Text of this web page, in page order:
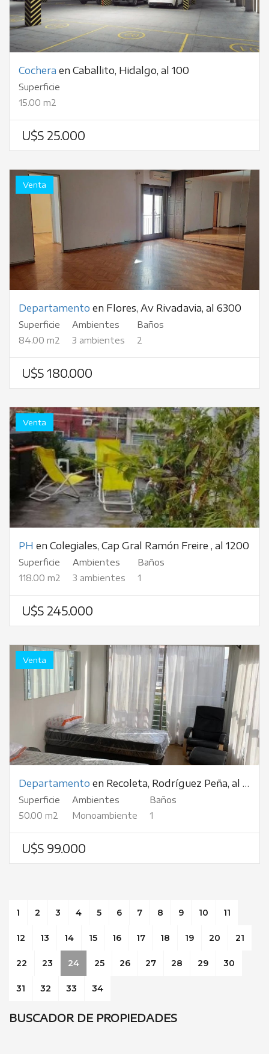
Cochera en Caballito, Hidalgo, al 100
Superficie
15.00 m2
U$S 25.000
Venta
Departamento en Flores, Av Rivadavia, al 6300
Superficie
84.00 m2
Ambientes
3 ambientes
Baños
2
U$S 180.000
Venta
PH en Colegiales, Cap Gral Ramón Freire , al 1200
Superficie
118.00 m2
Ambientes
3 ambientes
Baños
1
U$S 245.000
Venta
Departamento en Recoleta, Rodríguez Peña, al 700
Superficie
50.00 m2
Ambientes
Monoambiente
Baños
1
U$S 99.000
1 2 3 4 5 6 7 8 9 10 11
12 13 14 15 16 17 18 19 20 21
22 23 24 25 26 27 28 29 30
31 32 33 34
BUSCADOR DE PROPIEDADES